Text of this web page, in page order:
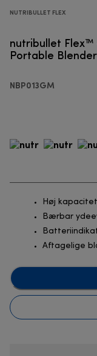
NUTRIBULLET FLEX
nutribullet Flex™
Portable Blender
NBP013GM
Høj
Bærbar
Aftagelige